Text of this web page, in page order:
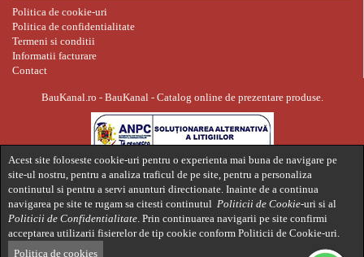
Acest site foloseste cookie-uri pentru o experienta mai buna de navigare pe
site-ul nostru, pentru a analiza traficul de pe site, pentru a personaliza
continutul si pentru a servi anunturi directionate. Inainte de a continua
navigarea pe site te rugam sa citesti continutul Politicii de Cookie-uri si al
Politicii de Confidentialitate. Prin continuarea navigarii pe site confirmi
acceptarea utilizarii fisierelor de tip cookie conform Politicii de Cookie-uri.
Politica de cookies
Politica de cookie-uri
Politica de confidentialitate
Termeni si conditii
Informatii facturare
Contact
BauKanal.ro - BauKanal - Catalog online de prezentare produse.